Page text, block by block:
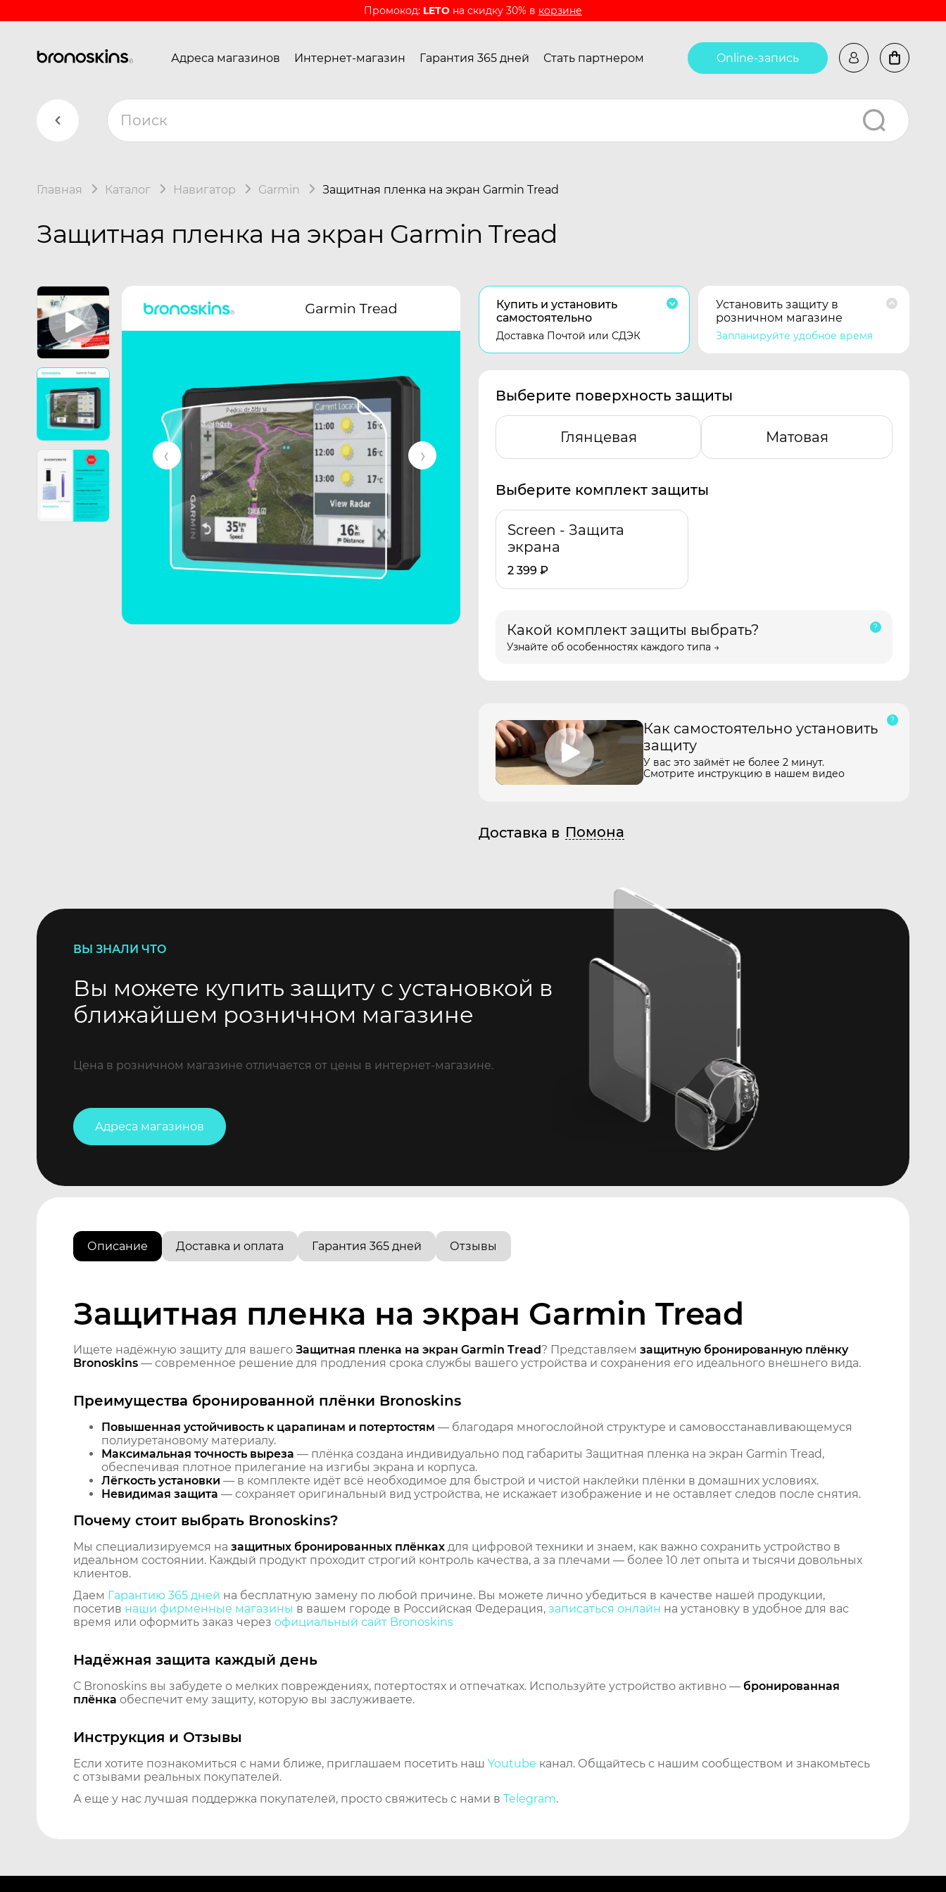
Промокод: LETO на скидку 30% в корзине
Адреса магазинов Интернет-магазин Гарантия 365 дней Стать партнером Online-запись
Главная Каталог Навигатор Garmin Защитная пленка на экран Garmin Tread
Защитная пленка на экран Garmin Tread
Купить и установить
самостоятельно
Доставка Почтой или СДЭК
Установить защиту в
розничном магазине
Запланируйте удобное время
Выберите поверхность защиты
Глянцевая Матовая
Выберите комплект защиты
Screen - Защита
экрана
2 399 ₽
Какой комплект защиты выбрать?
Узнайте об особенностях каждого типа →
Как самостоятельно установить
защиту
У вас это займёт не более 2 минут.
Смотрите инструкцию в нашем видео
Доставка в Помона
ВЫ ЗНАЛИ ЧТО
Вы можете купить защиту с установкой в
ближайшем розничном магазине
Цена в розничном магазине отличается от цены в интернет-магазине.
Адреса магазинов
Описание Доставка и оплата Гарантия 365 дней Отзывы
Защитная пленка на экран Garmin Tread
Ищете надёжную защиту для вашего Защитная пленка на экран Garmin Tread? Представляем защитную бронированную плёнку
Bronoskins — современное решение для продления срока службы вашего устройства и сохранения его идеального внешнего вида.
Преимущества бронированной плёнки Bronoskins
Повышенная устойчивость к царапинам и потертостям — благодаря многослойной структуре и самовосстанавливающемуся
полиуретановому материалу.
Максимальная точность выреза — плёнка создана индивидуально под габариты Защитная пленка на экран Garmin Tread,
обеспечивая плотное прилегание на изгибы экрана и корпуса.
Лёгкость установки — в комплекте идёт всё необходимое для быстрой и чистой наклейки плёнки в домашних условиях.
Невидимая защита — сохраняет оригинальный вид устройства, не искажает изображение и не оставляет следов после снятия.
Почему стоит выбрать Bronoskins?
Мы специализируемся на защитных бронированных плёнках для цифровой техники и знаем, как важно сохранить устройство в
идеальном состоянии. Каждый продукт проходит строгий контроль качества, а за плечами — более 10 лет опыта и тысячи довольных
клиентов.
Даем Гарантию 365 дней на бесплатную замену по любой причине. Вы можете лично убедиться в качестве нашей продукции,
посетив наши фирменные магазины в вашем городе в Российская Федерация, записаться онлайн на установку в удобное для вас
время или оформить заказ через официальный сайт Bronoskins
Надёжная защита каждый день
С Bronoskins вы забудете о мелких повреждениях, потертостях и отпечатках. Используйте устройство активно — бронированная
плёнка обеспечит ему защиту, которую вы заслуживаете.
Инструкция и Отзывы
Если хотите познакомиться с нами ближе, приглашаем посетить наш Youtube канал. Общайтесь с нашим сообществом и знакомьтесь
с отзывами реальных покупателей.
А еще у нас лучшая поддержка покупателей, просто свяжитесь с нами в Telegram.